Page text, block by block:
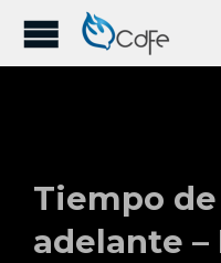
Tiempo
adelante –